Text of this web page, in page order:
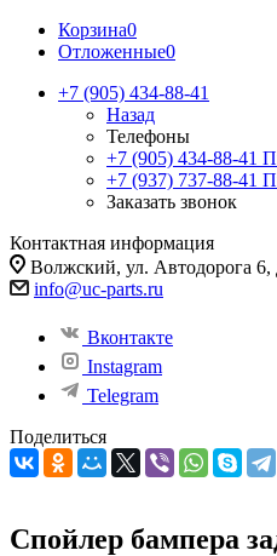
Корзина0
Отложенные0
+7 (905) 434-88-41
Назад
Телефоны
+7 (905) 434-88-41
+7 (937) 737-88-41
Заказать звонок
Контактная информация
Волжский, ул. Автодорога 6,
info@uc-parts.ru
Вконтакте
Instagram
Telegram
Поделиться
Спойлер бампера